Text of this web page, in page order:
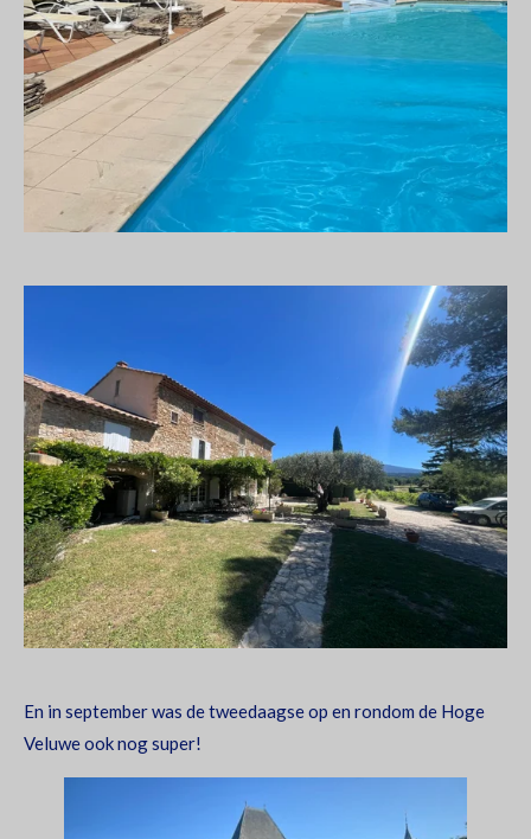
En in september was de tweedaagse op en rondom de Hoge
Veluwe ook nog super!